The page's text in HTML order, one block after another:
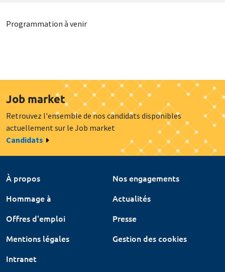
Programmation à venir
Job market
Retrouvez l'ensemble de nos candidats disponibles
actuellement sur le Job market
Candidats
À propos
Nos engagements
Hommage à
Actualités
Offres d'emploi
Presse
Mentions légales
Gestion des cookies
Intranet